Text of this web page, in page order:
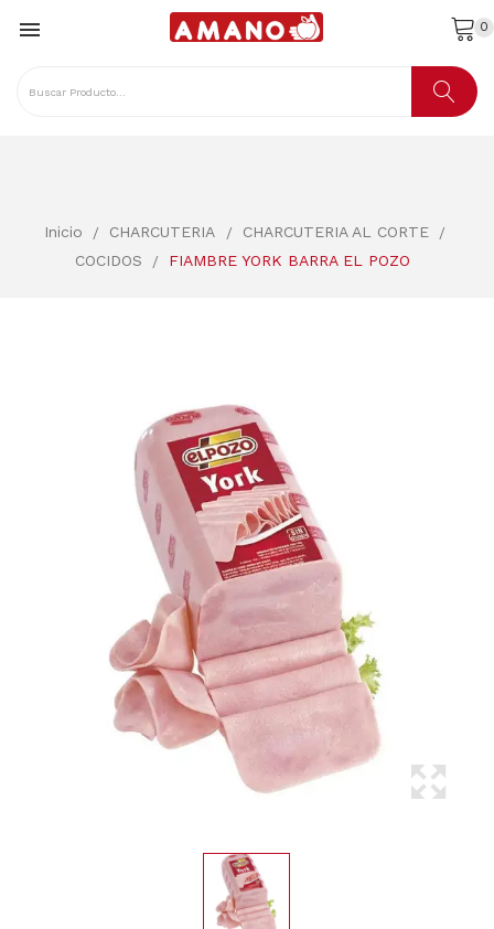
 0
Inicio CHARCUTERIA
CHARCUTERIA AL CORTE
COCIDOS
FIAMBRE YORK BARRA EL POZO